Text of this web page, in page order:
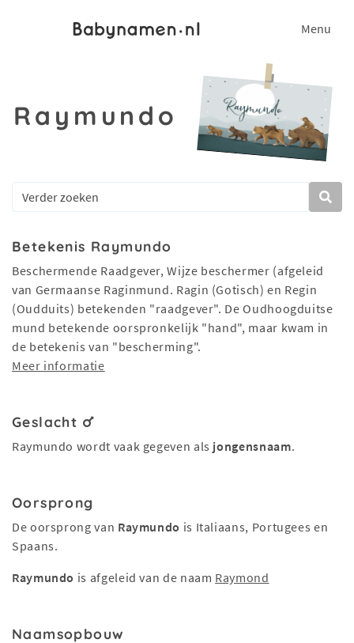
Menu
Raymundo
Betekenis Raymundo
Beschermende Raadgever, Wijze beschermer (afgeleid
van Germaanse Raginmund. Ragin (Gotisch) en Regin
(Oudduits) betekenden "raadgever". De Oudhoogduitse
mund betekende oorspronkelijk "hand", maar kwam in
de betekenis van "bescherming".
Meer informatie
Geslacht
Raymundo wordt vaak gegeven als jongensnaam.
Oorsprong
De oorsprong van Raymundo is Italiaans, Portugees en
Spaans.
Raymundo is afgeleid van de naam Raymond
Naamsopbouw